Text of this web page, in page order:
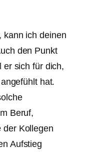
kann ich deinen
den Punkt
er sich für dich,
hat.
Beruf,
der Kollegen
Aufstieg